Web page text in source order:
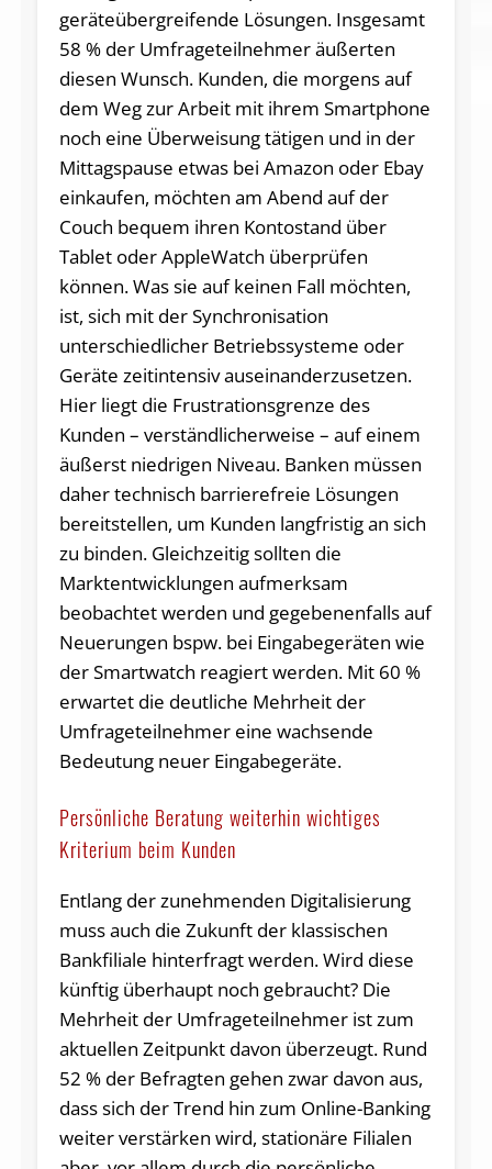
geräteübergreifende Lösungen. Insgesamt
58 % der Umfrageteilnehmer äußerten
diesen Wunsch. Kunden, die morgens auf
dem Weg zur Arbeit mit ihrem Smartphone
noch eine Überweisung tätigen und in der
Mittagspause etwas bei Amazon oder Ebay
einkaufen, möchten am Abend auf der
Couch bequem ihren Kontostand über
Tablet oder AppleWatch überprüfen
können. Was sie auf keinen Fall möchten,
ist, sich mit der Synchronisation
unterschiedlicher Betriebssysteme oder
Geräte zeitintensiv auseinanderzusetzen.
Hier liegt die Frustrationsgrenze des
Kunden – verständlicherweise – auf einem
äußerst niedrigen Niveau. Banken müssen
daher technisch barrierefreie Lösungen
bereitstellen, um Kunden langfristig an sich
zu binden. Gleichzeitig sollten die
Marktentwicklungen aufmerksam
beobachtet werden und gegebenenfalls auf
Neuerungen bspw. bei Eingabegeräten wie
der Smartwatch reagiert werden. Mit 60 %
erwartet die deutliche Mehrheit der
Umfrageteilnehmer eine wachsende
Bedeutung neuer Eingabegeräte.
Persönliche Beratung weiterhin wichtiges
Kriterium beim Kunden
Entlang der zunehmenden Digitalisierung
muss auch die Zukunft der klassischen
Bankfiliale hinterfragt werden. Wird diese
künftig überhaupt noch gebraucht? Die
Mehrheit der Umfrageteilnehmer ist zum
aktuellen Zeitpunkt davon überzeugt. Rund
52 % der Befragten gehen zwar davon aus,
dass sich der Trend hin zum Online-Banking
weiter verstärken wird, stationäre Filialen